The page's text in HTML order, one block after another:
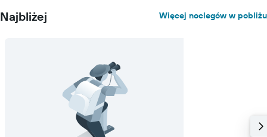
Najbliżej Więcej noclegów w pobliżu